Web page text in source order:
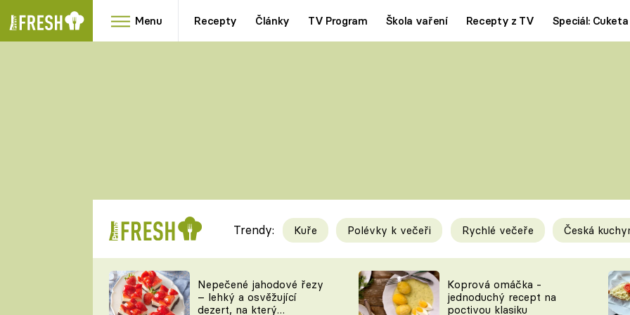
Menu Recepty Články TV Program Škola vaření Recepty z TV Speciál: Cuketa
RYCHLOVKY
Videorecepty
TEĎ VAŘÍ ŠÉF!
Tipy a triky
KAM ZA JÍDLEM
Trendy: Kuře Polévky k večeři Rychlé večeře Česká
Nepečené jahodové řezy
– lehký a osvěžující
dezert, na který
Koprová omáčka -
jednoduchý recept na
poctivou klasiku